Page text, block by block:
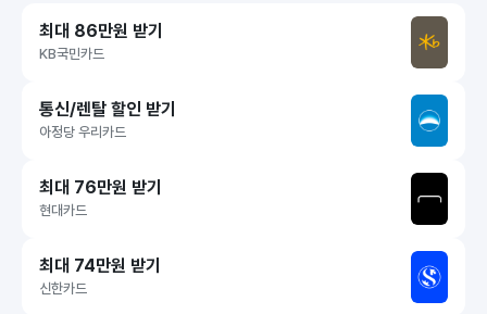
최대 86만원 받기
KB국민카드
통신/렌탈 할인 받기
아정당 우리카드
최대 76만원 받기
현대카드
최대 74만원 받기
신한카드